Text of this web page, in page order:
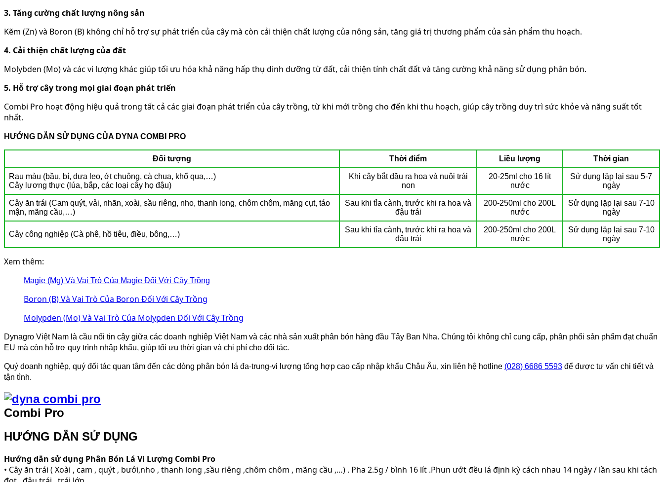
3. Tăng cường chất lượng nông sản
Kẽm (Zn) và Boron (B) không chỉ hỗ trợ sự phát triển của cây mà còn cải thiện chất lượng của nông sản, tăng giá trị thương phẩm của sản phẩm thu hoạch.
4. Cải thiện chất lượng của đất
Molybden (Mo) và các vi lượng khác giúp tối ưu hóa khả năng hấp thụ dinh dưỡng từ đất, cải thiện tính chất đất và tăng cường khả năng sử dụng phân bón.
5. Hỗ trợ cây trong mọi giai đoạn phát triển
Combi Pro hoạt động hiệu quả trong tất cả các giai đoạn phát triển của cây trồng, từ khi mới trồng cho đến khi thu hoạch, giúp cây trồng duy trì sức khỏe và năng suất tốt
nhất.
HƯỚNG DẪN SỬ DỤNG CỦA DYNA COMBI PRO
Đối tượng Thời điểm Liều lượng Thời gian
Rau màu (bầu, bí, dưa leo, ớt chuông, cà chua, khổ qua,…)
Cây lương thực (lúa, bắp, các loại cây họ đậu)
Khi cây bắt đầu ra hoa và nuôi trái
non
20-25ml cho 16 lít
nước
Sử dụng lặp lại sau 5-7
ngày
Cây ăn trái (Cam quýt, vải, nhãn, xoài, sầu riêng, nho, thanh long, chôm chôm, măng cụt, táo
mận, mãng cầu,…)
Sau khi tỉa cành, trước khi ra hoa và
đậu trái
200-250ml cho 200L
nước
Sử dụng lặp lại sau 7-10
ngày
Cây công nghiệp (Cà phê, hồ tiêu, điều, bông,…)
Sau khi tỉa cành, trước khi ra hoa và
đậu trái
200-250ml cho 200L
nước
Sử dụng lặp lại sau 7-10
ngày
Xem thêm:
Magie (Mg) Và Vai Trò Của Magie Đối Với Cây Trồng
Boron (B) Và Vai Trò Của Boron Đối Với Cây Trồng
Molypden (Mo) Và Vai Trò Của Molypden Đối Với Cây Trồng
Dynagro Việt Nam là cầu nối tin cậy giữa các doanh nghiệp Việt Nam và các nhà sản xuất phân bón hàng đầu Tây Ban Nha. Chúng tôi không chỉ cung cấp, phân phối sản phẩm đạt chuẩn
EU mà còn hỗ trợ quy trình nhập khẩu, giúp tối ưu thời gian và chi phí cho đối tác.
Quý doanh nghiệp, quý đối tác quan tâm đến các dòng phân bón lá đa-trung-vi lượng tổng hợp cao cấp nhập khẩu Châu Âu, xin liên hệ hotline (028) 6686 5593 để được tư vấn chi tiết và
tận tình.
Combi Pro
HƯỚNG DẪN SỬ DỤNG
Hướng dẫn sử dụng Phân Bón Lá Vi Lượng Combi Pro
• Cây ăn trái ( Xoài , cam , quýt , bưởi,nho , thanh long ,sầu riêng ,chôm chôm , mãng cầu ,…) . Pha 2.5g / bình 16 lít .Phun ướt đều lá định kỳ cách nhau 14 ngày / lần sau khi tách